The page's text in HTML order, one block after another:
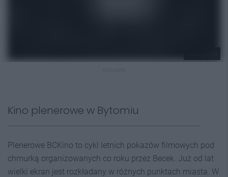
Kino plenerowe w Bytomiu
Plenerowe BCKino to cykl letnich pokazów filmowych pod
chmurką organizowanych co roku przez Becek. Już od lat
wielki ekran jest rozkładany w różnych punktach miasta. W